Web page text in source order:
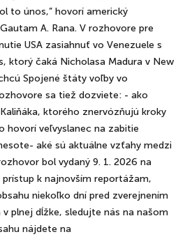
to únos,” hovorí americký
A. Rana. V rozhovore pre
USA zasiahnuť vo Venezuele s
ktorý čaká Nicholasa Madura v New
Spojené štáty voľby vo
sa tiež dozviete: - ako
ktorého znervózňujú kroky
hovorí veľvyslanec na zabitie
aké sú aktuálne vzťahy medzi
bol vydaný 9. 1. 2026 na
k najnovším reportážam,
niekoľko dní pred zverejnením
plnej dĺžke, sledujte nás na našom
nájdete na